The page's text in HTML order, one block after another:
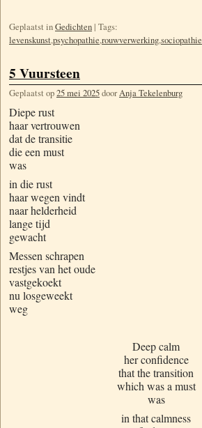
Geplaatst inGedichten | Tags:
levenskunst,psychopathie,rouwverwerking,sociopathie
5 Vuursteen
Geplaatst op25 mei 2025doorAnja Tekelenburg
Diepe rust
haar vertrouwen
dat de transitie
die een must
was
in die rust
haar wegen vindt
naar helderheid
lange tijd
gewacht
Messen schrapen
restjes van het oude
vastgekoekt
nu losgeweekt
weg
Deep calm
her confidence
that the transition
which was a must
was
in that calmness